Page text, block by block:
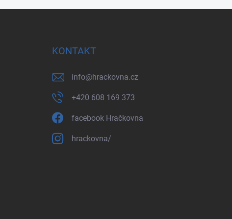
KONTAKT
info@hrackovna.cz
+420 608 169 373
facebook Hračkovna
hrackovna/